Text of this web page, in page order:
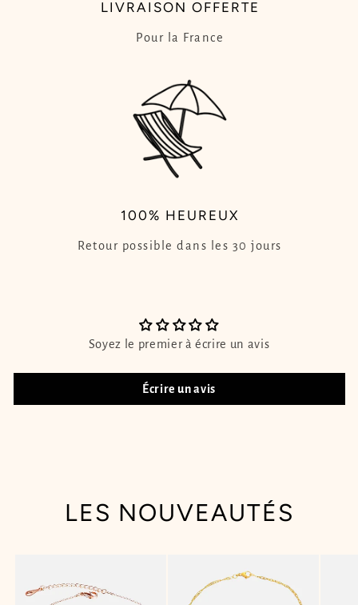
LIVRAISON OFFERTE
Pour la France
100% HEUREUX
Retour possible dans les 30 jours
Soyez le premier à écrire un avis
Écrire un avis
LES NOUVEAUTÉS